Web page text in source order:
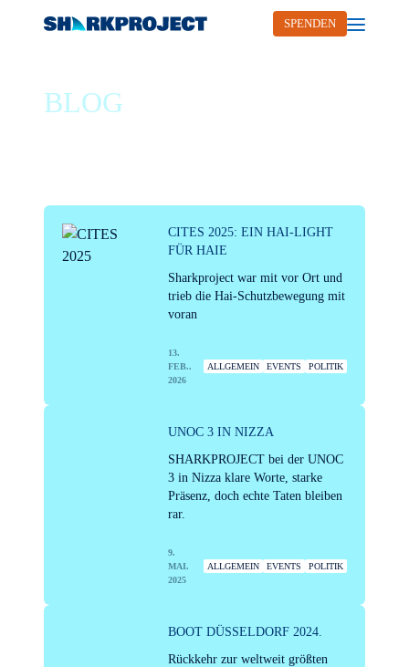
SPENDEN
Open
BLOG
CITES 2025: EIN HAI-LIGHT
FÜR HAIE
Sharkproject war mit vor Ort und
trieb die Hai-Schutzbewegung mit
voran
13.
FEB..
2026
ALLGEMEIN EVENTS POLITIK
UNOC 3 IN NIZZA
SHARKPROJECT bei der UNOC
3 in Nizza klare Worte, starke
Präsenz, doch echte Taten bleiben
rar.
9.
MAI.
2025
ALLGEMEIN EVENTS POLITIK
BOOT DÜSSELDORF 2024.
Rückkehr zur weltweit größten